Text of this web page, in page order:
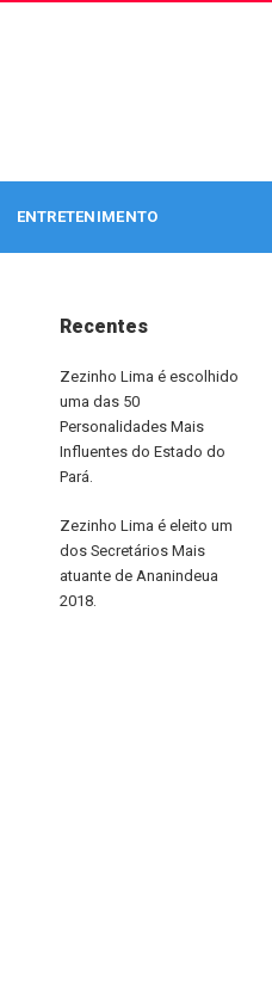
ENTRETENIMENTO
Recentes
Zezinho Lima é escolhido
uma das 50
Personalidades Mais
Influentes do Estado do
Pará.
Zezinho Lima é eleito um
dos Secretários Mais
atuante de Ananindeua
2018.